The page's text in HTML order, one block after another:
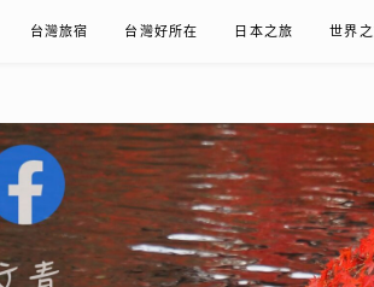
台灣旅宿 台灣好所在 日本之旅 世界